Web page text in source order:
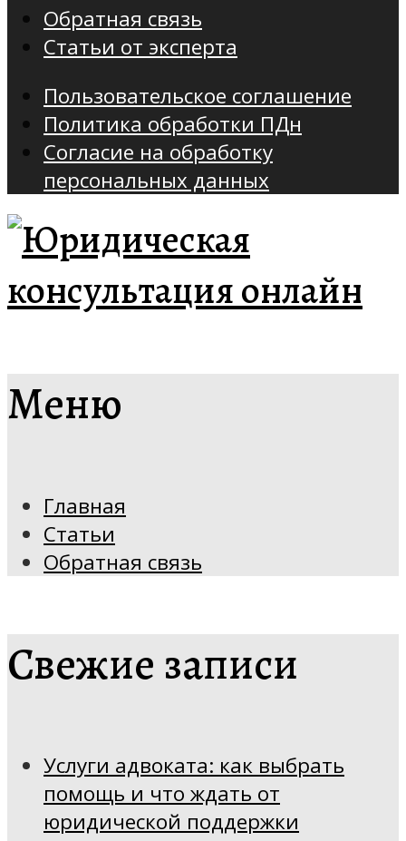
Обратная связь
Статьи от эксперта
Пользовательское соглашение
Политика обработки ПДн
Согласие на обработку
персональных данных
Меню
Главная
Статьи
Обратная связь
Свежие записи
Услуги адвоката: как выбрать
помощь и что ждать от
юридической поддержки